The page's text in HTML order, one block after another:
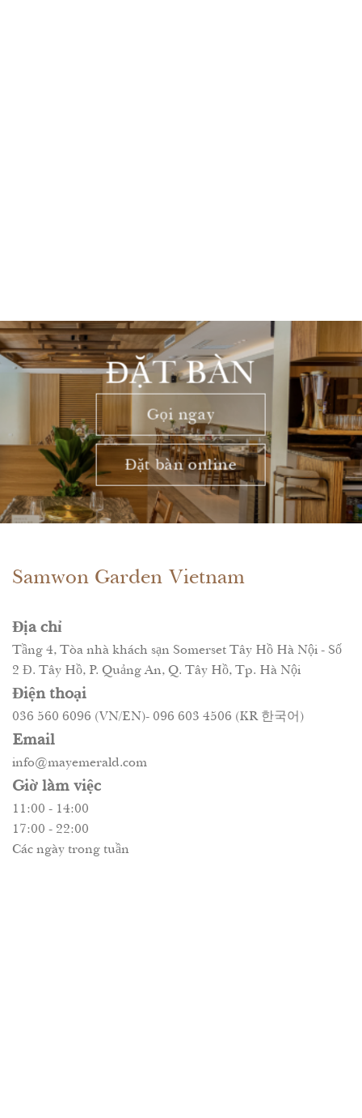
ĐẶT BÀN
Gọi ngay
Đặt bàn online
Samwon Garden Vietnam
Địa chỉ
Tầng 4, Tòa nhà khách sạn Somerset Tây Hồ Hà Nội - Số
2 Đ. Tây Hồ, P. Quảng An, Q. Tây Hồ, Tp. Hà Nội
Điện thoại
036 560 6096 (VN/EN)- 096 603 4506 (KR 한국어)
Email
info@mayemerald.com
Giờ làm việc
11:00 - 14:00
17:00 - 22:00
Các ngày trong tuần